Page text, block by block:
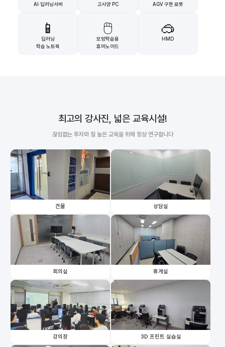
AI·딥러닝서버
고사양 PC
AGV 구현 로봇
📱
딥러닝
학습 노트북
🖱️
모방학습용
휴머노이드
🥽
HMD
최고의 강사진, 넓은 교육시설!
끊임없는 투자와 질 높은 교육을 위해 항상 연구합니다
건물 상담실
회의실 휴게실
강의장 3D 프린트 실습실